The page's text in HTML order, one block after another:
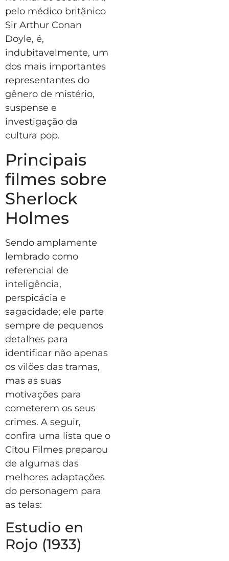
pelo médico britânico
Sir Arthur Conan
Doyle, é,
indubitavelmente, um
dos mais importantes
representantes do
gênero de mistério,
suspense e
investigação da
cultura pop.
Principais
filmes sobre
Sherlock
Holmes
Sendo amplamente
lembrado como
referencial de
inteligência,
perspicácia e
sagacidade; ele parte
sempre de pequenos
detalhes para
identificar não apenas
os vilões das tramas,
mas as suas
motivações para
cometerem os seus
crimes. A seguir,
confira uma lista que o
Citou Filmes preparou
de algumas das
melhores adaptações
do personagem para
as telas:
Estudio en
Rojo (1933)